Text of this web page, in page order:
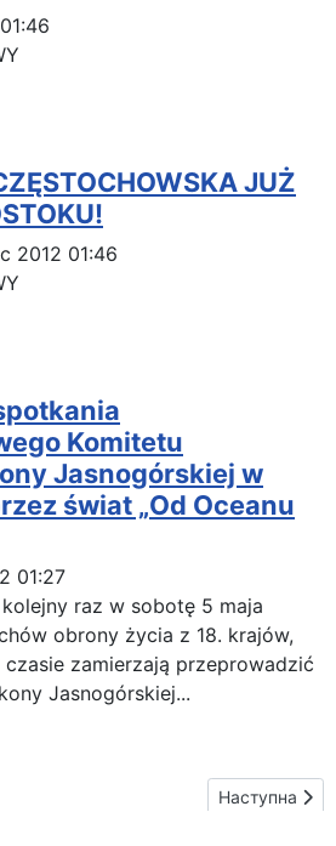
JUŻ
2012 01:46
Komitetu
Jasnogórskiej w
świat „Od Oceanu
01:27
raz w sobotę 5 maja
obrony życia z 18. krajów,
zamierzają przeprowadzić
Jasnogórskiej...
паломництва в УругваїНаступна
Наступна